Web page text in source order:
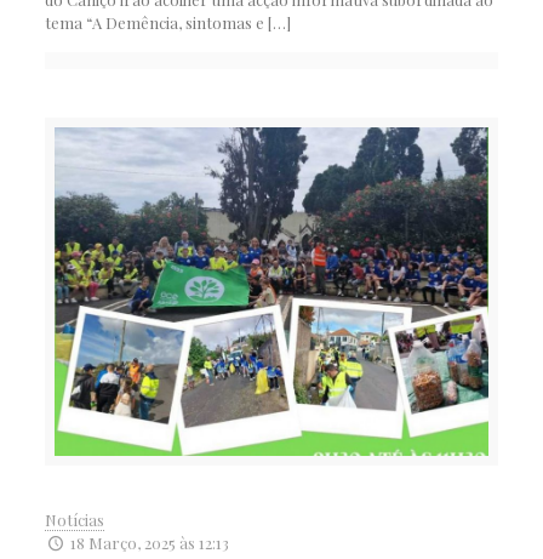
tema “A Demência, sintomas e […]
Notícias
18 Março, 2025 às 12:13